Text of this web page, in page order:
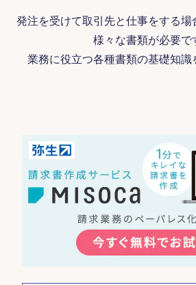
発注を受けて取引先と仕事をする場
様々な書類が必要で
業務に役立つ各種書類の基礎知識